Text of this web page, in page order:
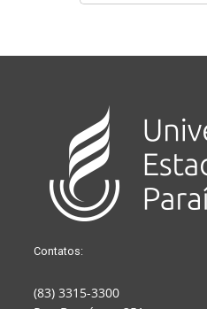
Contatos:
(83) 3315-3300